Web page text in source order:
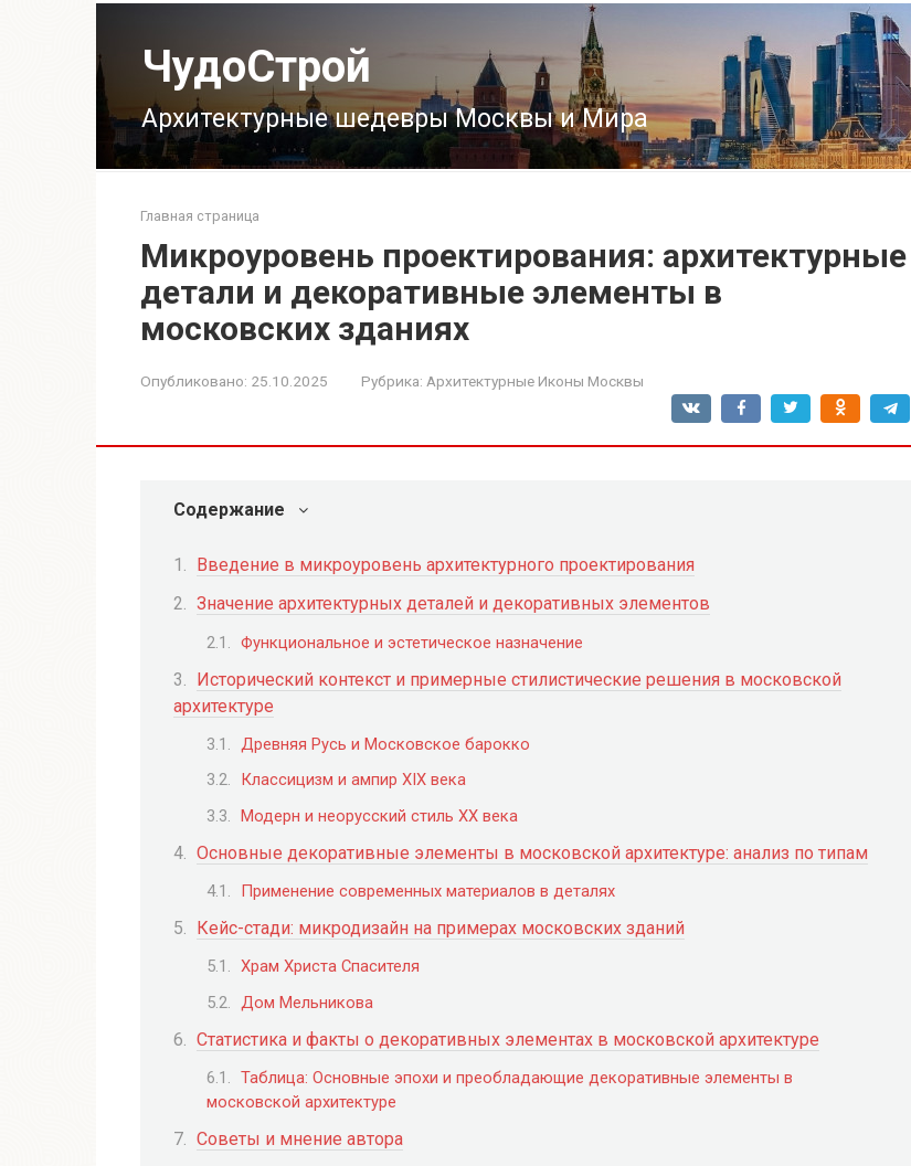
ЧудоСтрой
Архитектурные шедевры Москвы и Мира
Главная страница
Микроуровень проектирования: архитектурные
детали и декоративные элементы в
московских зданиях
Опубликовано: 25.10.2025 Рубрика: Архитектурные Иконы Москвы
Содержание
Введение в микроуровень архитектурного проектирования
Значение архитектурных деталей и декоративных элементов
Функциональное и эстетическое назначение
Исторический контекст и примерные стилистические решения в московской
архитектуре
Древняя Русь и Московское барокко
Классицизм и ампир XIX века
Модерн и неорусский стиль XX века
Основные декоративные элементы в московской архитектуре: анализ по типам
Применение современных материалов в деталях
Кейс-стади: микродизайн на примерах московских зданий
Храм Христа Спасителя
Дом Мельникова
Статистика и факты о декоративных элементах в московской архитектуре
Таблица: Основные эпохи и преобладающие декоративные элементы в
московской архитектуре
Советы и мнение автора